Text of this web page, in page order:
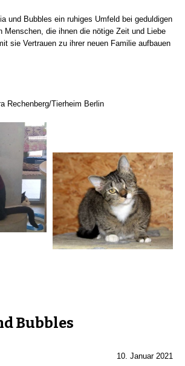
und Bubbles ein ruhiges Umfeld bei geduldigen
Menschen, die ihnen die nötige Zeit und Liebe
sie Vertrauen zu ihrer neuen Familie aufbauen
Rechenberg/Tierheim Berlin
Bubbles
10. Januar 2021